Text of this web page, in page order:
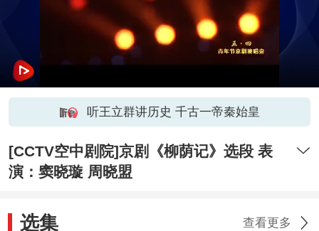
听王立群讲历史 千古一帝秦始皇
[CCTV空中剧院]京剧《柳荫记》选段 表
演：窦晓璇 周晓盟
选集 查看更多